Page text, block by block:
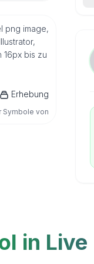
png image,
16px bis zu
Erhebung
Symbole von
in Live